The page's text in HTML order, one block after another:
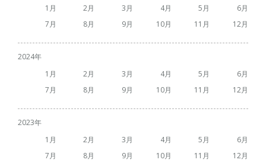
1
2 3 4 5
6
7
8 9 10 11 12
2024
1
2 3 4 5
6
7
8 9 10 11 12
2023
1
2 3 4 5
6
7
8 9 10 11 12